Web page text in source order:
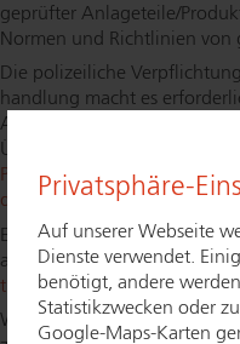
Privatsphäre-
Auf unserer Webseite
Dienste verwendet.
benötigt, andere
Statistikzwecken oder
Google-Maps-Karten
geprüfter Anlageteile/
Normen und Richtlinien von
Die polizeiliche
hand­lung macht es
Aufnahme in die
Überfall- und
Pflich­ten­ka­ta­log für
de­an­la­gen“ festzulegen.
Entsprechende von der
alle ratsuchenden
triebs­su­che auf K-Einbruch
Wenn Sie in der Lage sind,